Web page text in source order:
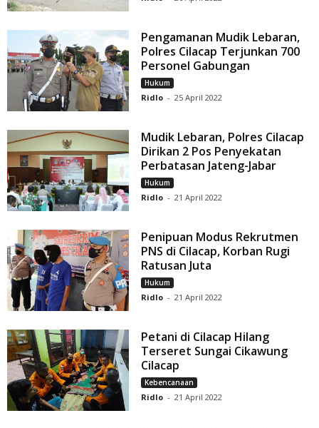
Pengamanan Mudik Lebaran,
Polres Cilacap Terjunkan 700
Personel Gabungan
Hukum
Ridlo - 25 April 2022
Mudik Lebaran, Polres Cilacap
Dirikan 2 Pos Penyekatan
Perbatasan Jateng-Jabar
Hukum
Ridlo - 21 April 2022
Penipuan Modus Rekrutmen
PNS di Cilacap, Korban Rugi
Ratusan Juta
Hukum
Ridlo - 21 April 2022
Petani di Cilacap Hilang
Terseret Sungai Cikawung
Cilacap
Kebencanaan
Ridlo - 21 April 2022